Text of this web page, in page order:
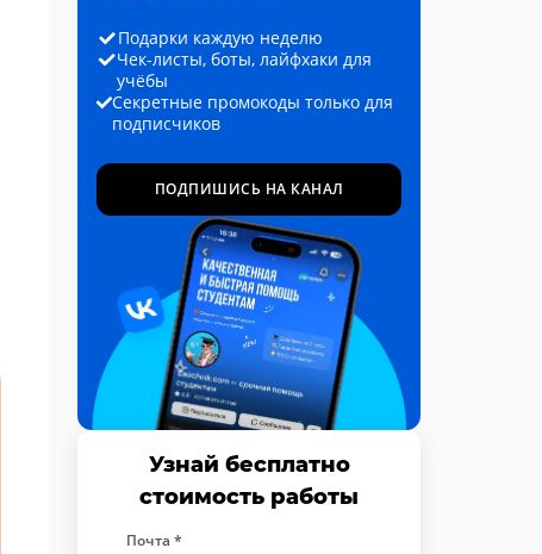
Подарки каждую неделю
Чек-листы, боты, лайфхаки для
учёбы
Секретные промокоды только для
подписчиков
ПОДПИШИСЬ НА КАНАЛ
Узнай бесплатно
стоимость работы
Почта *